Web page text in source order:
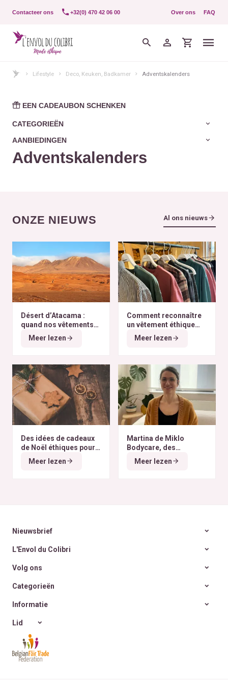
Contacteer ons +32(0) 470 42 06 00 Over ons FAQ
Lifestyle Deco, Keuken, Badkamer Adventskalenders
EEN CADEAUBON SCHENKEN
CATEGORIEËN
AANBIEDINGEN
Adventskalenders
ONZE NIEUWS Al ons nieuws
Désert d’Atacama :
quand nos vêtements
finissent à l’autre bout
du monde
Meer lezen
Comment reconnaître
un vêtement éthique
selon nos critères ?
Meer lezen
Des idées de cadeaux
de Noël éthiques pour
tous les budgets
Meer lezen
Martina de Miklo
Bodycare, des
déodorants naturels et
zéro déchet
A la
Meer lezen
Nieuwsbrief
L'Envol du Colibri
Volg ons
Categorieën
Informatie
Lid